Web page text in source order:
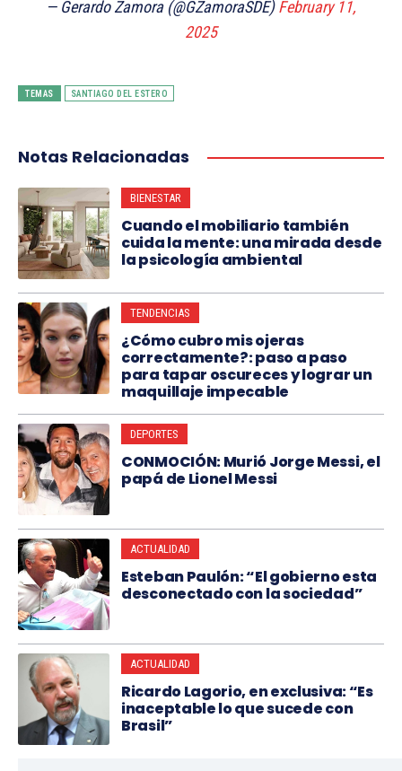
— Gerardo Zamora (@GZamoraSDE)February 11,
2025
TEMAS SANTIAGO DEL ESTERO
Notas Relacionadas
BIENESTAR
Cuando el mobiliario también
cuida la mente: una mirada desde
la psicología ambiental
TENDENCIAS
¿Cómo cubro mis ojeras
correctamente?: paso a paso
para tapar oscureces y lograr un
maquillaje impecable
DEPORTES
CONMOCIÓN: Murió Jorge Messi, el
papá de Lionel Messi
ACTUALIDAD
Esteban Paulón: “El gobierno esta
desconectado con la sociedad”
ACTUALIDAD
Ricardo Lagorio, en exclusiva: “Es
inaceptable lo que sucede con
Brasil”